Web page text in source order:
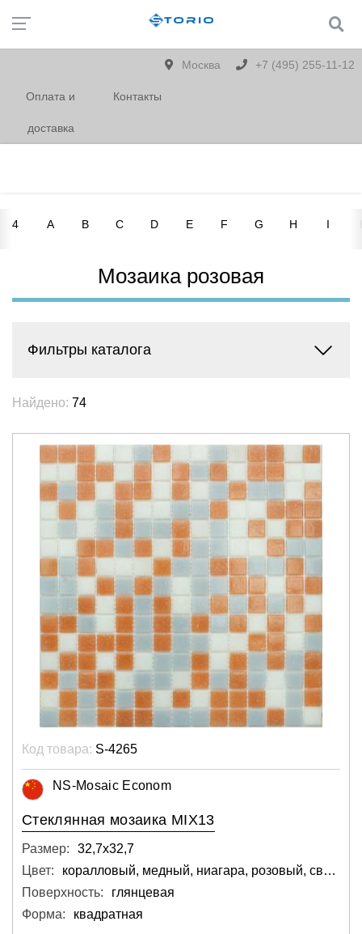
Москва +7 (495) 255-11-12
Оплата и
доставка
Контакты
4 A B C D E F G H I
Мозаика розовая
Найдено: 74
Фильтры каталога
Код товара: S-4265
NS-Mosaic Econom
Стеклянная мозаика MIX13
Размер:
32,7х32,7
Цвет:
коралловый, медный, ниагара, розовый, светло-серый
Поверхность:
глянцевая
Форма:
квадратная